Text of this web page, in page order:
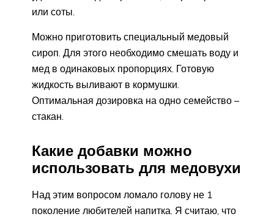
или соты.
Можно приготовить специальный медовый
сироп. Для этого необходимо смешать воду и
мед в одинаковых пропорциях. Готовую
жидкость выливают в кормушки.
Оптимальная дозировка на одно семейство –
стакан.
Какие добавки можно
использовать для медовухи
Над этим вопросом ломало голову не 1
поколение любителей напитка. Я считаю, что